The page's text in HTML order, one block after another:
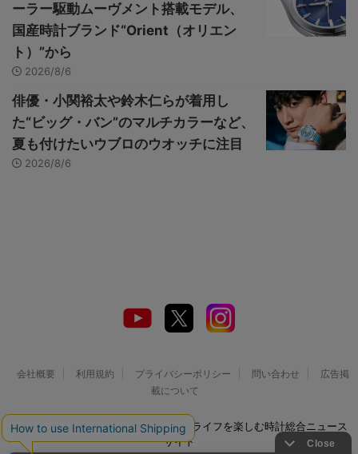
ーラー駆動ムーヴメント搭載モデル、
国産時計ブランド“Orient（オリエン
ト）”から
2026/8/6
俳優・小関裕太や鈴木仁らが着用し
た“ビッグ・バン”のマルチカラーなど、
夏も付けたいウブロのウオッチに注目
2026/8/6
会社概要 利用規約 プライバシーポリシー 問い合わせ
広告掲
載について
© 2026 Watch LIFE NEWS｜ウオッチライフを楽しむ時計総合ニュース
サイト